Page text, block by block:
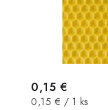
0,15 €
Jednotková
0,15 € / 1 ks